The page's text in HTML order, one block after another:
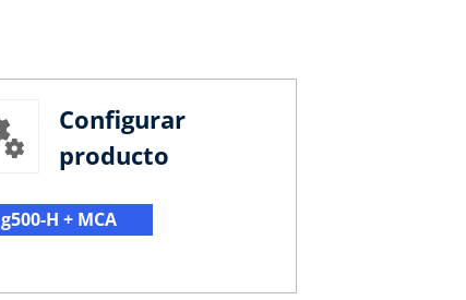
Configurar
producto
g500-H + MCA